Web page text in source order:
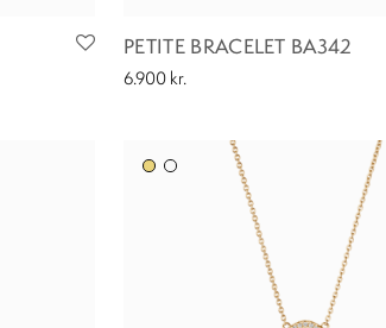
PETITE BRACELET BA342
6.900 kr.